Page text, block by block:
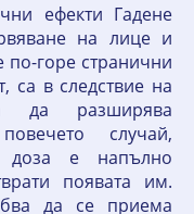
ефекти Гадене
на лице и
по-горе странични
са в следствие на
да разширява
случай,
доза е напълно
появата им.
да се приема